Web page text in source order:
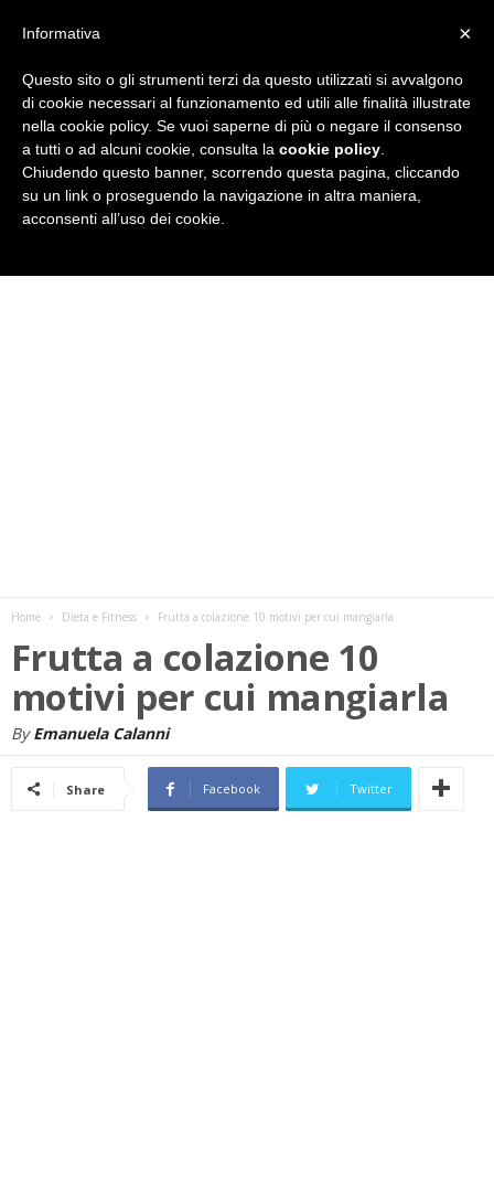
i
Home Dieta e Fitness Frutta a colazione 10 motivi per cui mangiarla
Frutta a colazione 10
motivi per cui mangiarla
By Emanuela Calanni
Share Facebook Twitter
×
Informativa
Questo sito o gli strumenti terzi da questo utilizzati si avvalgono
di cookie necessari al funzionamento ed utili alle finalità illustrate
nella cookie policy. Se vuoi saperne di più o negare il consenso
a tutti o ad alcuni cookie, consulta la cookie policy
Chiudendo questo banner, scorrendo questa pagina, cliccando
su un link o proseguendo la navigazione in altra maniera,
acconsenti all’uso dei cookie.